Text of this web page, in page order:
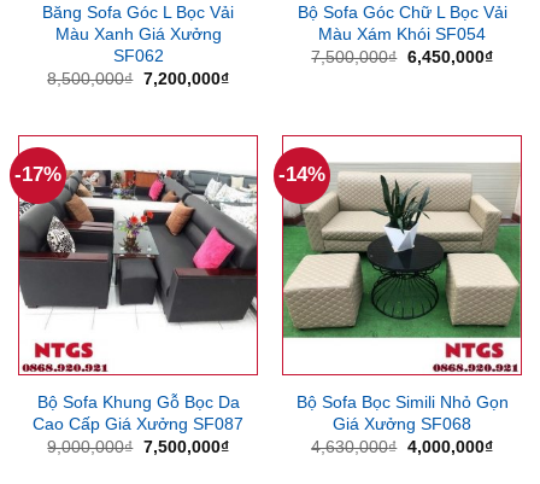
Băng Sofa Góc L Bọc Vải
Màu Xanh Giá Xưởng
SF062
8,500,000₫ Giá
7,200,000₫Giá
7,200,000₫.
Bộ Sofa Góc Chữ L Bọc Vải
Màu Xám Khói SF054
7,500,000₫ Giá
6,450,000₫Giá
-17%
Bộ Sofa Khung Gỗ Bọc Da
Cao Cấp Giá Xưởng SF087
9,000,000₫ Giá
7,500,000₫Giá
-14%
Bộ Sofa Bọc Simili Nhỏ Gọn
Giá Xưởng SF068
4,630,000₫ Giá
4,000,000₫Giá